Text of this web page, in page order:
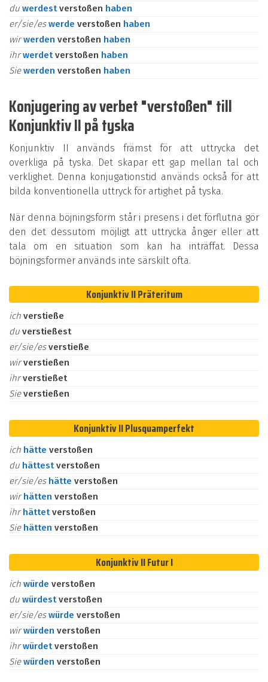
du werdestverstoßen haben
er/sie/eswerde verstoßen haben
wirwerden verstoßen haben
ihrwerdetverstoßen haben
Siewerden verstoßen haben
Konjugering av verbet "verstoßen" till
Konjunktiv II på tyska
Konjunktiv II används främst för att uttrycka det
overkliga på tyska. Det skapar ett gap mellan tal och
verklighet. Denna konjugationstid används också för att
bilda konventionella uttryck för artighet på tyska.
När denna böjningsform står i presens i det förflutna gör
den det dessutom möjligt att uttrycka ånger eller att
tala om en situation som kan ha inträffat. Dessa
böjningsformer används inte särskilt ofta.
Konjunktiv II Präteritum
ich verstieße
du verstießest
er/sie/esverstieße
wirverstießen
ihrverstießet
Sieverstießen
Konjunktiv II Plusquamperfekt
ich hätte verstoßen
du hättestverstoßen
er/sie/es hätte verstoßen
wirhätten verstoßen
ihrhättetverstoßen
Sie hätten verstoßen
Konjunktiv II Futur I
ich würde verstoßen
du würdestverstoßen
er/sie/eswürde verstoßen
wirwürden verstoßen
ihrwürdetverstoßen
Siewürden verstoßen